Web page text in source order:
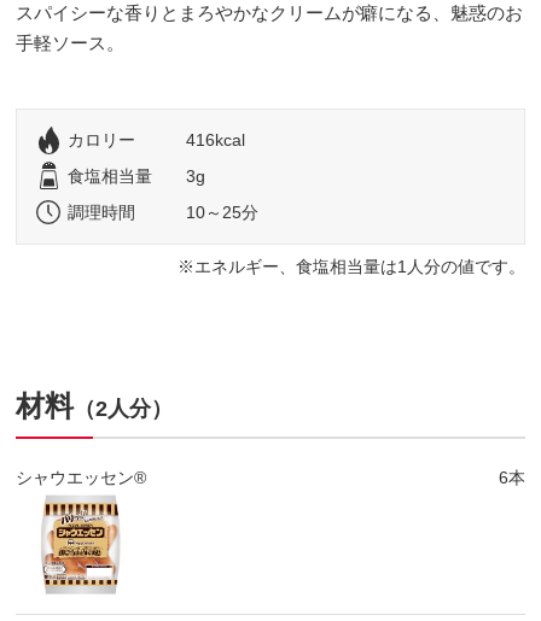
スパイシーな香りとまろやかなクリームが癖になる、魅惑のお
手軽ソース。
カロリー
416kcal
食塩相当量
3g
調理時間
10～25分
エネルギー、食塩相当量は1人分の値です。
材料（2人分）
シャウエッセン® 6本